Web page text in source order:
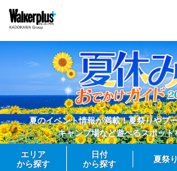
夏のイベント情報が満載！夏祭りやプ
キャンプ場など遊べるスポット
エリア
から探す
日付
から探す
夏祭り